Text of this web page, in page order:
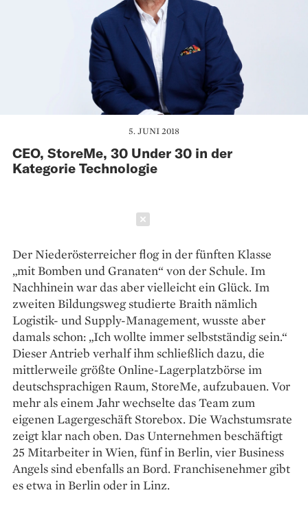
5. JUNI 2018
CEO, StoreMe, 30 Under 30 in der
Kategorie Technologie
Der Niederösterreicher flog in der fünften Klasse
„mit Bomben und Granaten“ von der Schule. Im
Nachhinein war das aber vielleicht ein Glück. Im
zweiten Bildungsweg studierte Braith nämlich
Logistik- und Supply-Management, wusste aber
damals schon: „Ich wollte immer selbstständig sein.“
Dieser Antrieb verhalf ihm schließlich dazu, die
mittlerweile größte Online-Lagerplatzbörse im
deutschsprachigen Raum, StoreMe, aufzubauen. Vor
mehr als einem Jahr wechselte das Team zum
eigenen Lagergeschäft Storebox. Die Wachstumsrate
zeigt klar nach oben. Das Unternehmen beschäftigt
25 Mitarbeiter in Wien, fünf in Berlin, vier Business
Angels sind ebenfalls an Bord. Franchisenehmer gibt
es etwa in Berlin oder in Linz.